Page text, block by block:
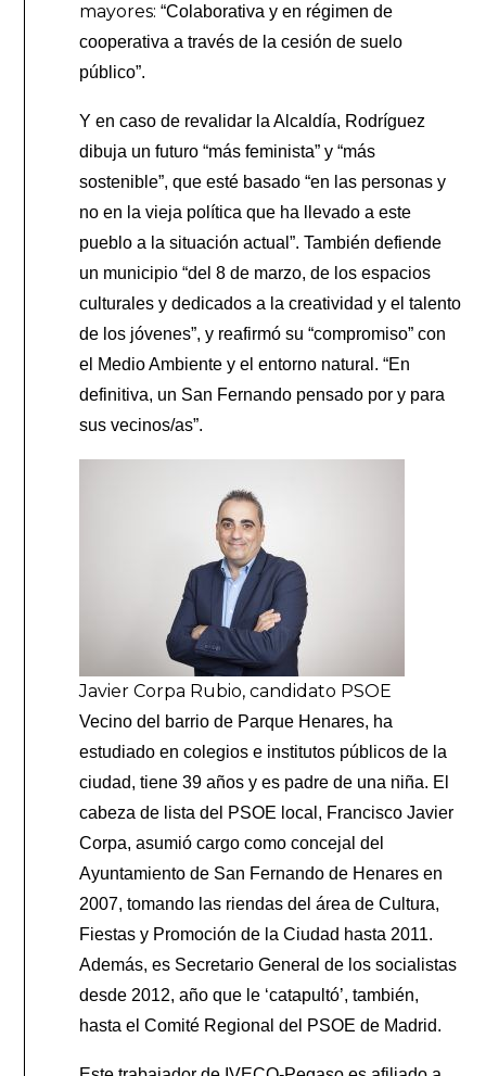
mayores: “Colaborativa y en régimen de
cooperativa a través de la cesión de suelo
público”.
Y en caso de revalidar la Alcaldía, Rodríguez
dibuja un futuro “más feminista” y “más
sostenible”, que esté basado “en las personas y
no en la vieja política que ha llevado a este
pueblo a la situación actual”. También defiende
un municipio “del 8 de marzo, de los espacios
culturales y dedicados a la creatividad y el talento
de los jóvenes”, y reafirmó su “compromiso” con
el Medio Ambiente y el entorno natural. “En
definitiva, un San Fernando pensado por y para
sus vecinos/as”.
Javier Corpa Rubio, candidato PSOE
Vecino del barrio de Parque Henares, ha
estudiado en colegios e institutos públicos de la
ciudad, tiene 39 años y es padre de una niña. El
cabeza de lista del PSOE local, Francisco Javier
Corpa, asumió cargo como concejal del
Ayuntamiento de San Fernando de Henares en
2007, tomando las riendas del área de Cultura,
Fiestas y Promoción de la Ciudad hasta 2011.
Además, es Secretario General de los socialistas
desde 2012, año que le ‘catapultó’, también,
hasta el Comité Regional del PSOE de Madrid.